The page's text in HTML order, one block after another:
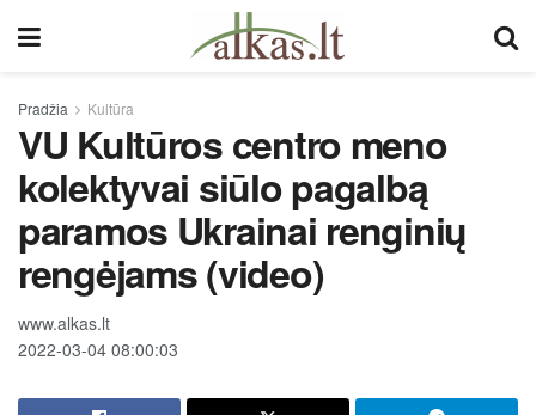
Pradžia Kultūra
VU Kultūros centro meno
kolektyvai siūlo pagalbą
paramos Ukrainai renginių
rengėjams (video)
www.alkas.lt
2022-03-04 08:00:03